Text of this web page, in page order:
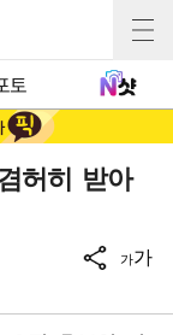
토
허히 받아
가가